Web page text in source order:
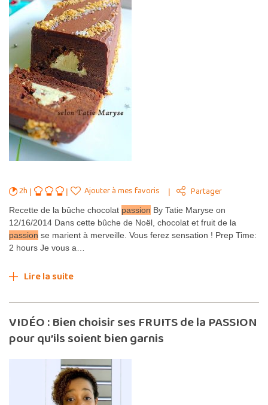
2h Ajouter à mes favoris Partager
Recette de la bûche chocolat passion By Tatie Maryse on
12/16/2014 Dans cette bûche de Noël, chocolat et fruit de la
passion se marient à merveille. Vous ferez sensation ! Prep Time:
2 hours Je vous a…
Lire la suite
VIDÉO : Bien choisir ses FRUITS de la PASSION
pour qu’ils soient bien garnis